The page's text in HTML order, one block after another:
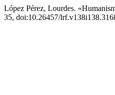
López Pérez, Lourdes.
35, doi:10.26457/